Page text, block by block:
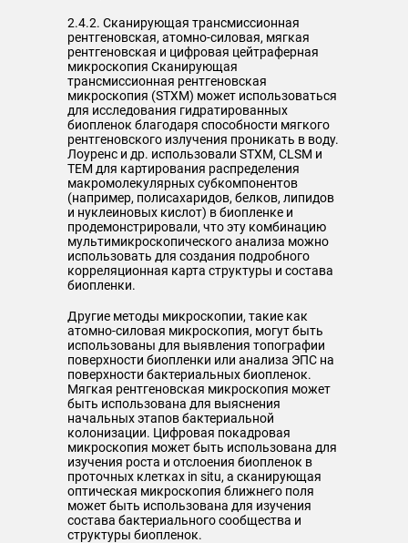
2.4.2. Сканирующая трансмиссионная
рентгеновская, атомно-силовая, мягкая
рентгеновская и цифровая цейтраферная
микроскопия Сканирующая
трансмиссионная рентгеновская
микроскопия (STXM) может использоваться
для исследования гидратированных
биопленок благодаря способности мягкого
рентгеновского излучения проникать в воду.
Лоуренс и др. использовали STXM, CLSM и
TEM для картирования распределения
макромолекулярных субкомпонентов
(например, полисахаридов, белков, липидов
и нуклеиновых кислот) в биопленке и
продемонстрировали, что эту комбинацию
мультимикроскопического анализа можно
использовать для создания подробного
корреляционная карта структуры и состава
биопленки.
Другие методы микроскопии, такие как
атомно-силовая микроскопия, могут быть
использованы для выявления топографии
поверхности биопленки или анализа ЭПС на
поверхности бактериальных биопленок.
Мягкая рентгеновская микроскопия может
быть использована для выяснения
начальных этапов бактериальной
колонизации. Цифровая покадровая
микроскопия может быть использована для
изучения роста и отслоения биопленок в
проточных клетках in situ, а сканирующая
оптическая микроскопия ближнего поля
может быть использована для изучения
состава бактериального сообщества и
структуры биопленок.